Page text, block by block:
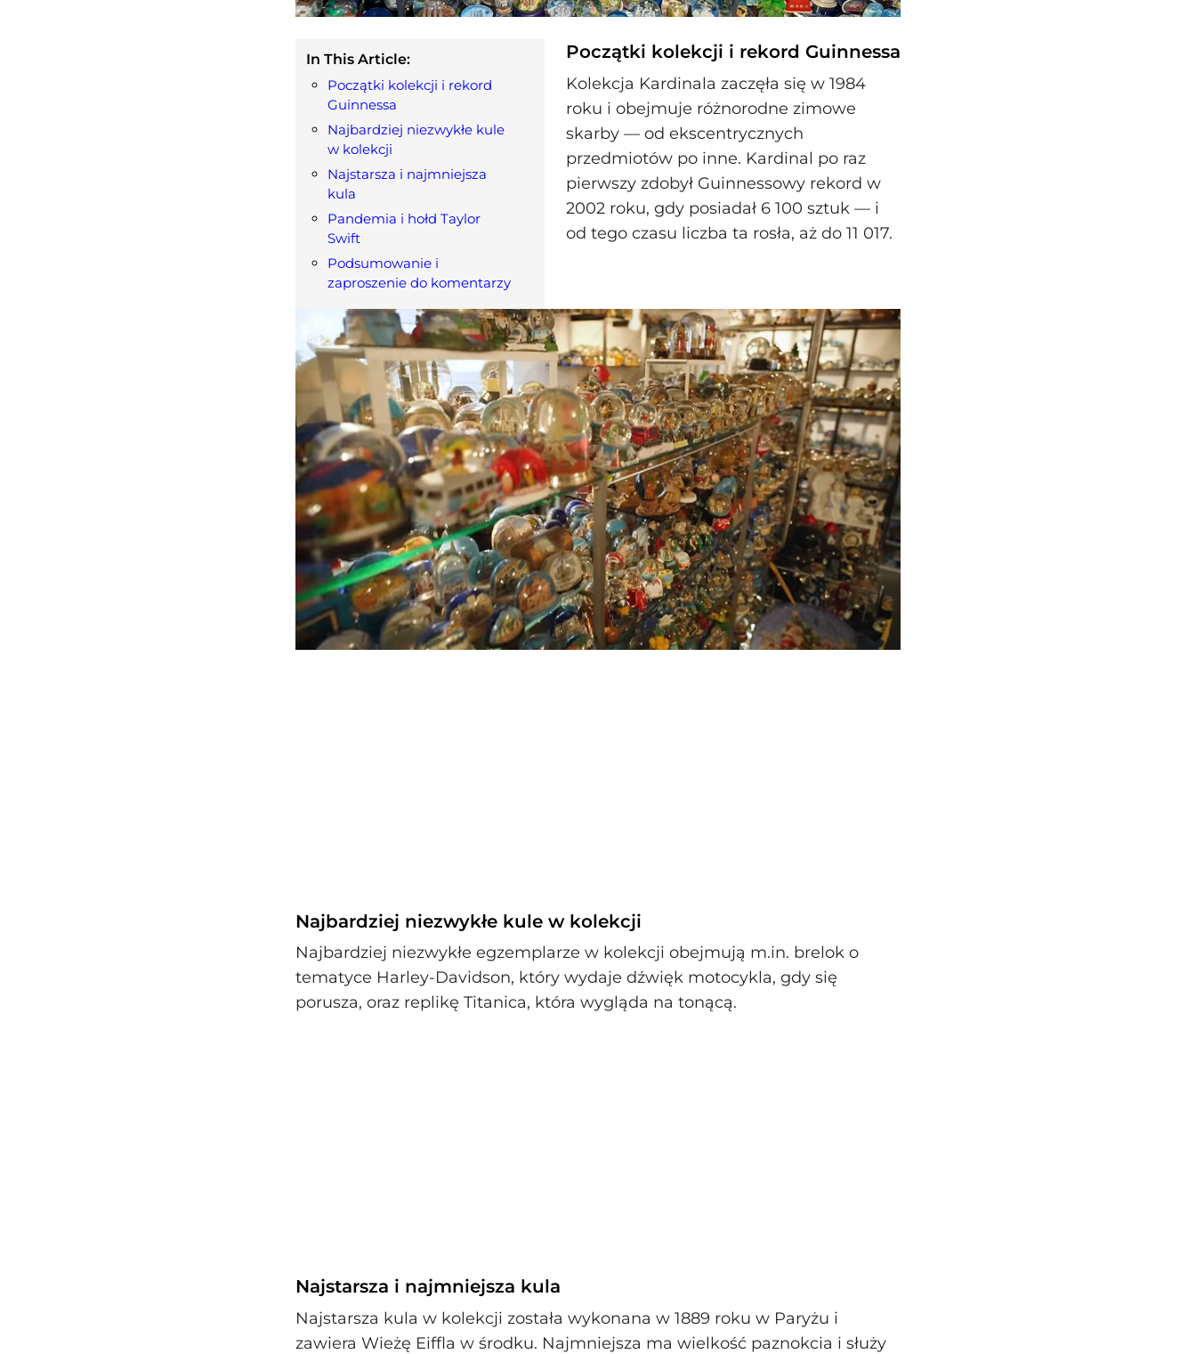
In This Article:
Początki kolekcji i rekord
Guinnessa
Najbardziej niezwykłe kule
w kolekcji
Najstarsza i najmniejsza
kula
Pandemia i hołd Taylor
Swift
Podsumowanie i
zaproszenie do komentarzy
Początki kolekcji i rekord Guinnessa
Kolekcja Kardinala zaczęła się w 1984
roku i obejmuje różnorodne zimowe
skarby — od ekscentrycznych
przedmiotów po inne. Kardinal po raz
pierwszy zdobył Guinnessowy rekord w
2002 roku, gdy posiadał 6 100 sztuk — i
od tego czasu liczba ta rosła, aż do 11 017.
Najbardziej niezwykłe kule w kolekcji
Najbardziej niezwykłe egzemplarze w kolekcji obejmują m.in. brelok o
tematyce Harley-Davidson, który wydaje dźwięk motocykla, gdy się
porusza, oraz replikę Titanica, która wygląda na tonącą.
Najstarsza i najmniejsza kula
Najstarsza kula w kolekcji została wykonana w 1889 roku w Paryżu i
zawiera Wieżę Eiffla w środku. Najmniejsza ma wielkość paznokcia i służy